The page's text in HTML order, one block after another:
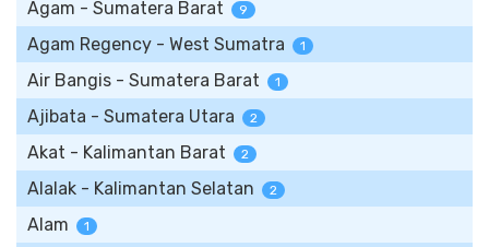
Agam - Sumatera Barat 9
Agam Regency - West Sumatra 1
Air Bangis - Sumatera Barat 1
Ajibata - Sumatera Utara 2
Akat - Kalimantan Barat 2
Alalak - Kalimantan Selatan 2
Alam 1